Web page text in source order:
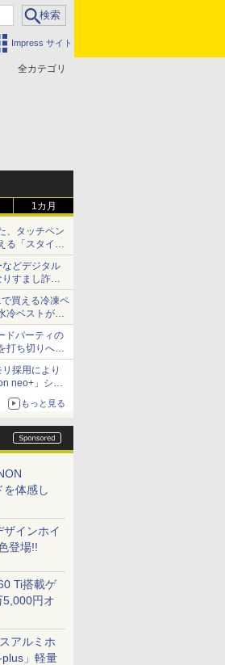
Impress サイト
全カテゴリ
1カ月
、タッチペン
る「スタイラ
にも、持ち替
どデジタル
すまし詐欺
写真や映像を
て
買える冷凍ペ
冷ベストがロ
ち・ざ・ろー
してる？】
ドパーティの
打ち切りへ
採用により
neo+」シリ
メモリへの
もっと見る
を体感し
ザインホイ
登場!!
Ti搭載ゲ
5,000円オ
アルミホ
」軽量